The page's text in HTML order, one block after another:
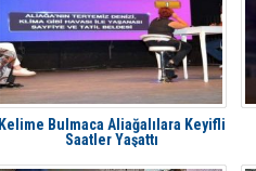
Kelime Bulmaca Aliağalılara Keyifli
Saatler Yaşattı